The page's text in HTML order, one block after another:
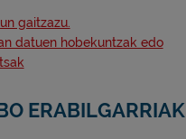
gaitzazu.
datuen hobekuntzak edo
ERABILGARRIAK